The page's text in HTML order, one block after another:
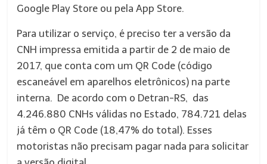
Google Play Store ou pela App Store.
Para utilizar o serviço, é preciso ter a versão da
CNH impressa emitida a partir de 2 de maio de
2017, que conta com um QR Code (código
escaneável em aparelhos eletrônicos) na parte
interna. De acordo com o Detran-RS, das
4.246.880 CNHs válidas no Estado, 784.721 delas
já têm o QR Code (18,47% do total). Esses
motoristas não precisam pagar nada para solicitar